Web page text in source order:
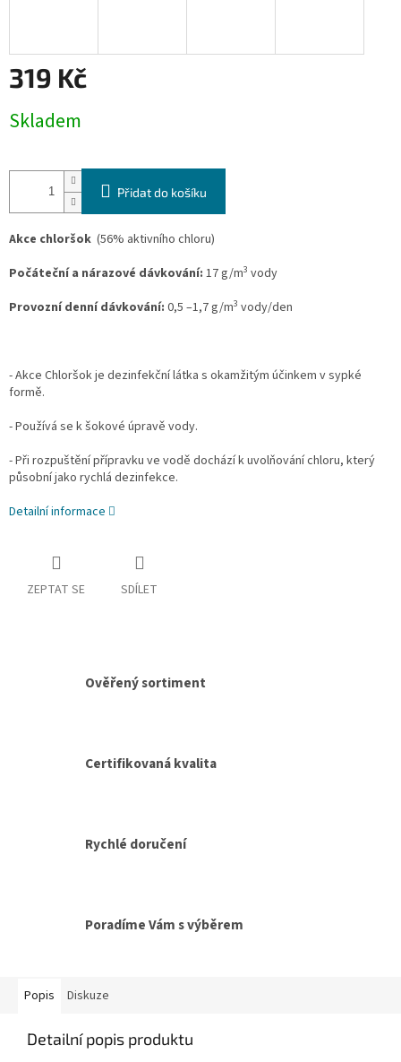
319 Kč
cena:
Skladem
Přidat do košíku
Akce chloršok (56% aktivního chloru)
Počáteční a nárazové dávkování: 17 g/m3 vody
Provozní denní dávkování: 0,5 –1,7 g/m3 vody/den
- Akce Chloršok je dezinfekční látka s okamžitým účinkem v sypké
formě.
- Používá se k šokové úpravě vody.
- Při rozpuštění přípravku ve vodě dochází k uvolňování chloru, který
působní jako rychlá dezinfekce.
Detailní informace
ZEPTAT SE SDÍLET
Ověřený sortiment
Certifikovaná kvalita
Rychlé doručení
Poradíme Vám s výběrem
Popis Diskuze
Detailní popis produktu